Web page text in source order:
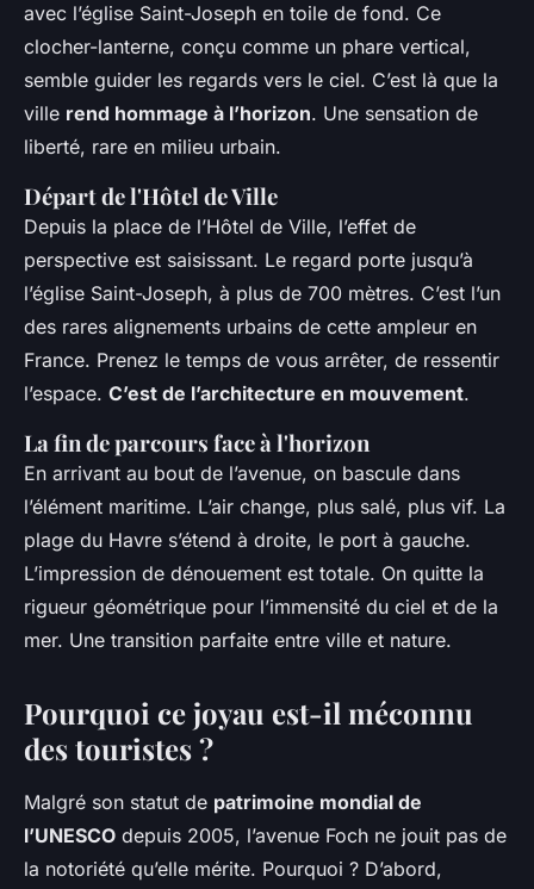
avec l’église Saint-Joseph en toile de fond. Ce
clocher-lanterne, conçu comme un phare vertical,
semble guider les regards vers le ciel. C’est là que la
ville rend hommage à l’horizon. Une sensation de
liberté, rare en milieu urbain.
Départ de l'Hôtel de Ville
Depuis la place de l’Hôtel de Ville, l’effet de
perspective est saisissant. Le regard porte jusqu’à
l’église Saint-Joseph, à plus de 700 mètres. C’est l’un
des rares alignements urbains de cette ampleur en
France. Prenez le temps de vous arrêter, de ressentir
l’espace. C’est de l’architecture en mouvement.
La fin de parcours face à l'horizon
En arrivant au bout de l’avenue, on bascule dans
l’élément maritime. L’air change, plus salé, plus vif. La
plage du Havre s’étend à droite, le port à gauche.
L’impression de dénouement est totale. On quitte la
rigueur géométrique pour l’immensité du ciel et de la
mer. Une transition parfaite entre ville et nature.
Pourquoi ce joyau est-il méconnu
des touristes ?
Malgré son statut de patrimoine mondial de
l’UNESCO depuis 2005, l’avenue Foch ne jouit pas de
la notoriété qu’elle mérite. Pourquoi ? D’abord,